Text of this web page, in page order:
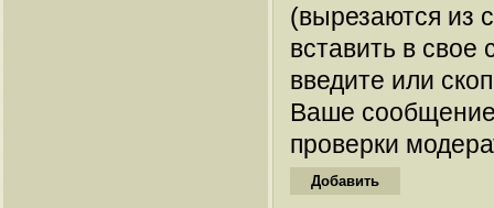
(вырезаются из
вставить в
введите или
Ваше
проверки